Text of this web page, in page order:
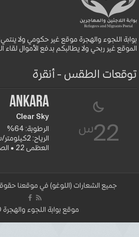
الموقع غير ربحي ولا يطالبكم بدفع الأموال لقاء
توقعات الطقس - أنقرة
22س
Ankara
Clear Sky
الرطوبة: 64%
الرياح: 2كيلومتر/ساعة ش
العظمى 22 • الصغرى 19
جميع الشعارات (اللوغو) في موقعنا
موقع بوابة اللجوء والهجرة ©